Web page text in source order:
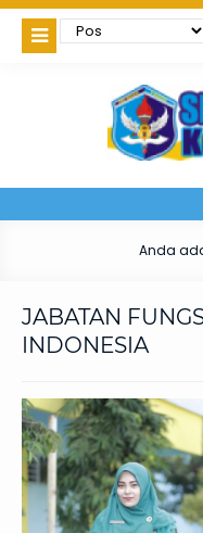
Anda
JABATAN
INDONESIA